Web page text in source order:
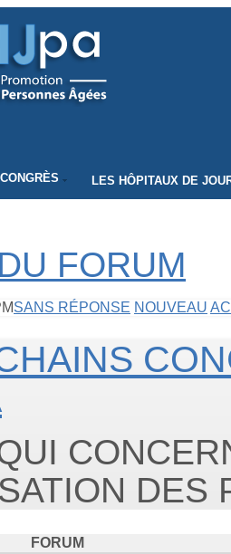
CONGRÈS LES HÔPITAUX DE
FORUM
SANS RÉPONSE NOUVEAU
DES
FORUM